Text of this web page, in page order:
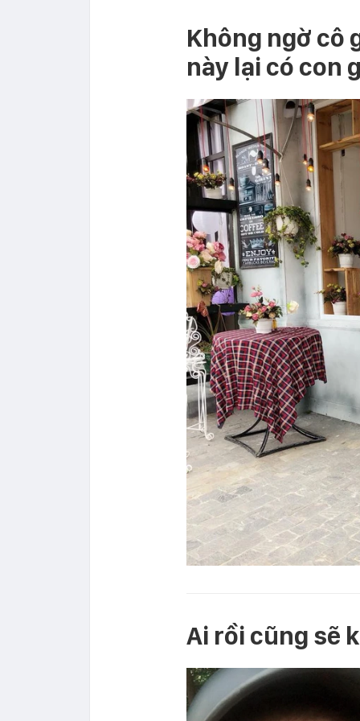
Không ngờ cô
này lại có con
Ai rồi cũng sẽ